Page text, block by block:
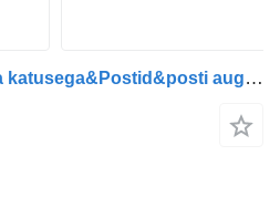
Kögel SN24-1/Tõstetava katusega&Postid&posti augud